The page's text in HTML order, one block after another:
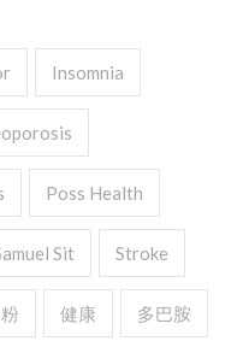
Insomnia
Poss Health
Sit Stroke
健康 多巴胺